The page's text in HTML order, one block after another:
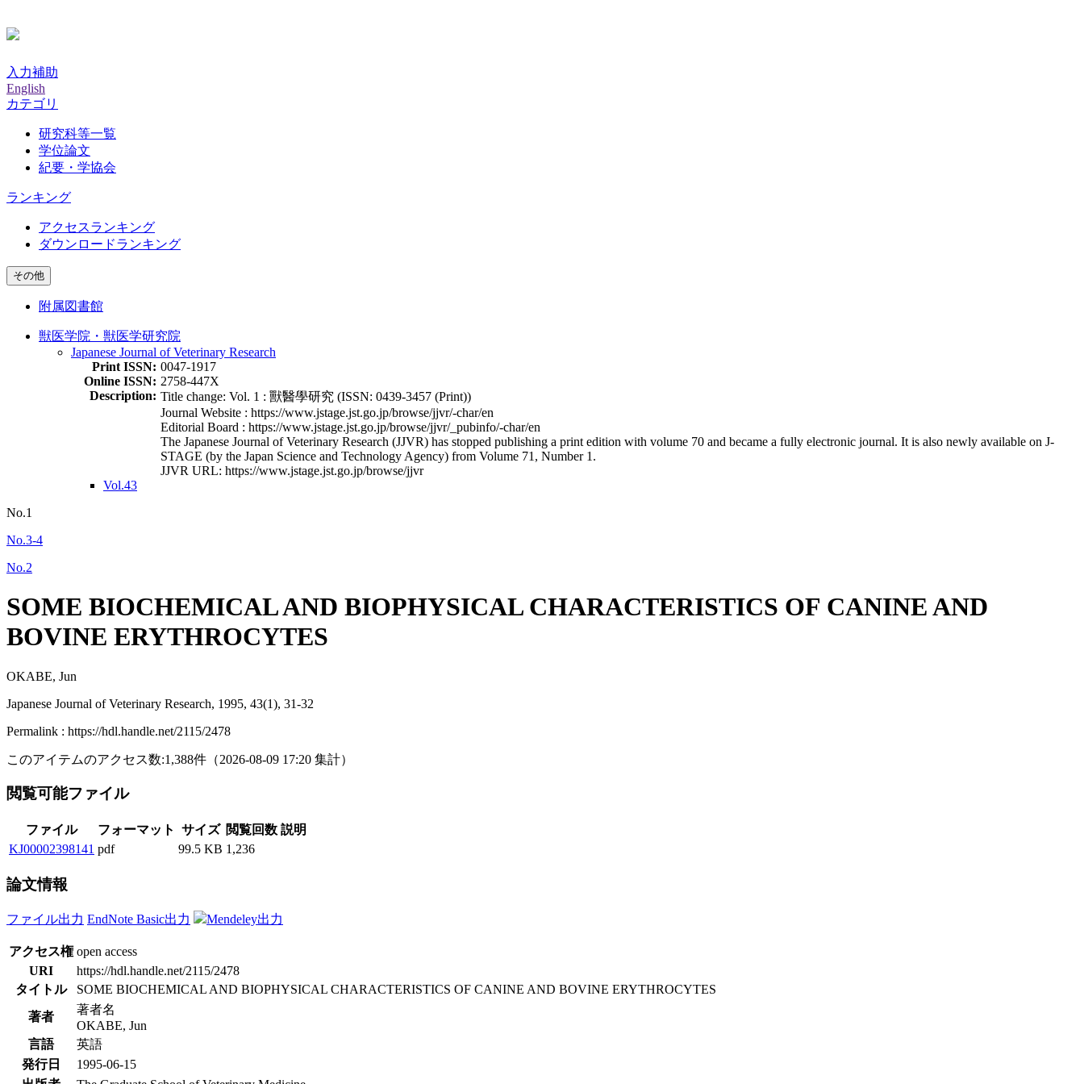
入力補助
English
カテゴリ
研究科等一覧
学位論文
紀要・学協会
ランキング
アクセスランキング
ダウンロードランキング
その他
附属図書館
獣医学院・獣医学研究院
Japanese Journal of Veterinary Research
Print ISSN: 0047-1917
Online ISSN: 2758-447X
Description: Title change: Vol. 1 : 獸醫學研究 (ISSN: 0439-3457 (Print))
Journal Website : https://www.jstage.jst.go.jp/browse/jjvr/-char/en
Editorial Board : https://www.jstage.jst.go.jp/browse/jjvr/_pubinfo/-char/en
The Japanese Journal of Veterinary Research (JJVR) has stopped publishing a print edition with volume 70 and became a fully electronic journal. It is also newly available on J-
STAGE (by the Japan Science and Technology Agency) from Volume 71, Number 1.
JJVR URL: https://www.jstage.jst.go.jp/browse/jjvr
Vol.43
No.1
No.3-4
No.2
SOME BIOCHEMICAL AND BIOPHYSICAL CHARACTERISTICS OF CANINE AND
BOVINE ERYTHROCYTES
OKABE, Jun
Japanese Journal of Veterinary Research, 1995, 43(1), 31-32
Permalink : https://hdl.handle.net/2115/2478
このアイテムのアクセス数:1,388件 （2026-08-09 17:20 集計）
閲覧可能ファイル
ファイル フォーマット サイズ 閲覧回数 説明
KJ00002398141 pdf 99.5 KB 1,236
論文情報
ファイル出力 EndNote Basic出力 Mendeley出力
アクセス権 open access
URI
https://hdl.handle.net/2115/2478
タイトル
SOME BIOCHEMICAL AND BIOPHYSICAL CHARACTERISTICS OF CANINE AND BOVINE ERYTHROCYTES
著者
著者名
OKABE, Jun
言語
英語
発行日
1995-06-15